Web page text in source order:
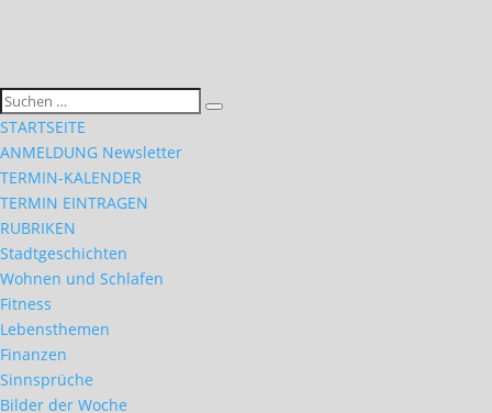
STARTSEITE
ANMELDUNG Newsletter
TERMIN-KALENDER
TERMIN EINTRAGEN
RUBRIKEN
Stadtgeschichten
Wohnen und Schlafen
Fitness
Lebensthemen
Finanzen
Sinnsprüche
Bilder der Woche